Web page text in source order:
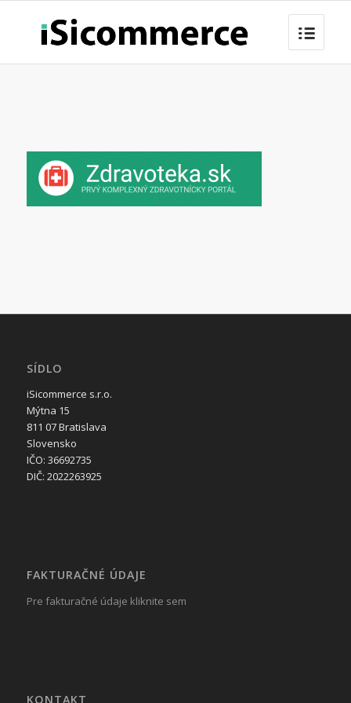
SÍDLO
iSicommerce s.r.o.
Mýtna 15
811 07 Bratislava
Slovensko
IČO: 36692735
DIČ: 2022263925
FAKTURAČNÉ ÚDAJE
Pre fakturačné údaje kliknite sem
KONTAKT